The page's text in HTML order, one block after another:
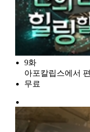
9화
아포칼립스에서
무료